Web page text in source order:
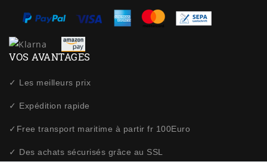
VOS AVANTAGES
✓ Les meilleurs prix
✓ Expédition rapide
✓Free transport maritime à partir fr 100Euro
✓ Des achats sécurisés grâce au SSL